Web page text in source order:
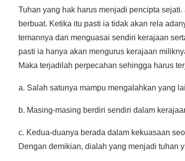
Tuhan yang hak harus menjadi pencipta
berbuat. Ketika itu pasti ia tidak akan rela
temannya dan menguasai sendiri kerajaan
pasti ia hanya akan mengurus kerajaan
Maka terjadilah perpecahan sehingga harus
a. Salah satunya mampu mengalahkan yang
b. Masing-masing berdiri sendiri dalam
c. Kedua-duanya berada dalam kekuasaan
Dengan demikian, dialah yang menjadi tuhan